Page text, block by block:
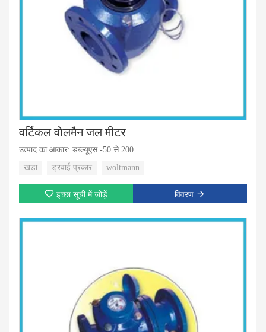
वर्टिकल वोलमैन जल मीटर
उत्पाद का आकार: डब्ल्यूएस -50 से 200
खड़ा
ड्रवाई प्रकार woltmann
इच्छा सूची में जोड़ें विवरण